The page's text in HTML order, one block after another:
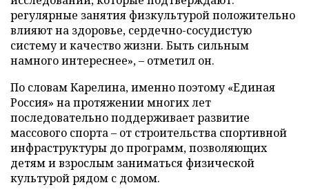
регулярные занятия физкультурой положительно
влияют на здоровье, сердечно-сосудистую
систему и качество жизни. Быть сильным
намного интереснее», – отметил он.
По словам Карелина, именно поэтому «Единая
Россия» на протяжении многих лет
последовательно поддерживает развитие
массового спорта – от строительства спортивной
инфраструктуры до программ, позволяющих
детям и взрослым заниматься физической
культурой рядом с домом.